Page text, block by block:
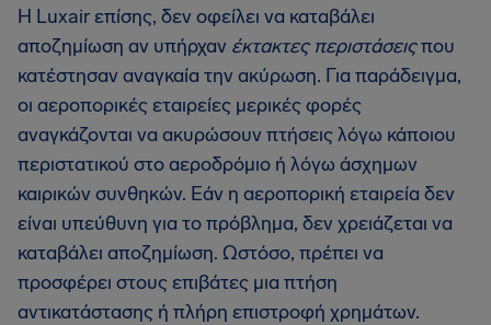
Η Luxair επίσης, δεν οφείλει να καταβάλει
αποζημίωση αν υπήρχαν έκτακτες περιστάσειςπου
κατέστησαν αναγκαία την ακύρωση. Για παράδειγμα,
οι αεροπορικές εταιρείες μερικές φορές
αναγκάζονται να ακυρώσουν πτήσεις λόγω κάποιου
περιστατικού στο αεροδρόμιο ή λόγω άσχημων
καιρικών συνθηκών. Εάν η αεροπορική εταιρεία δεν
είναι υπεύθυνη για το πρόβλημα, δεν χρειάζεται να
καταβάλει αποζημίωση. Ωστόσο, πρέπει να
προσφέρει στους επιβάτες μια πτήση
αντικατάστασης ή πλήρη επιστροφή χρημάτων.